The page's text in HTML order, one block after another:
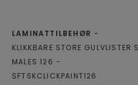
LAMINATTILBEHØR
KLIKKBARE STORE GULVLISTER
MALES 126
SFTSKCLICKPAINT126